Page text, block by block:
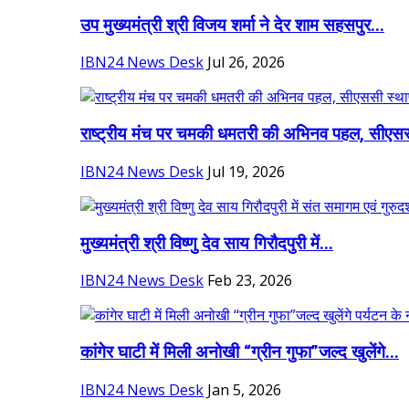
उप मुख्यमंत्री श्री विजय शर्मा ने देर शाम सहसपुर...
IBN24 News Desk Jul 26, 2026
राष्ट्रीय मंच पर चमकी धमतरी की अभिनव पहल,
IBN24 News Desk Jul 19, 2026
मुख्यमंत्री श्री विष्णु देव साय गिरौदपुरी में...
IBN24 News Desk Feb 23, 2026
कांगेर घाटी में मिली अनोखी “ग्रीन गुफा”जल्द खुलेंगे...
IBN24 News Desk Jan 5, 2026